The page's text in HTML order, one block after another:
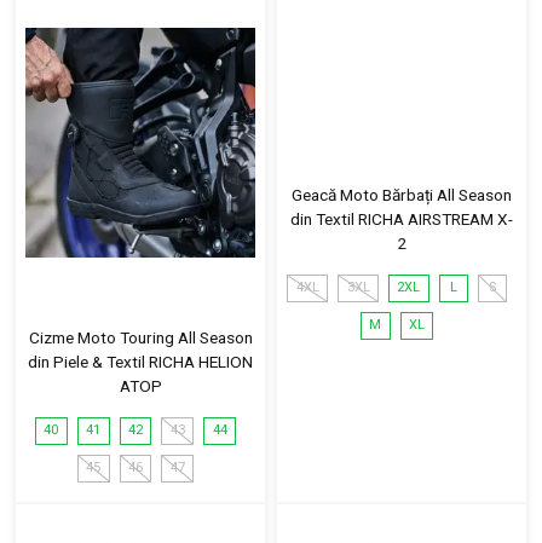
Cizme Moto Touring All Season
din Piele & Textil RICHA HELION
ATOP
40 41 42 43 44
45 46 47
Geacă Moto Bărbați All Season
din Textil RICHA AIRSTREAM X-
2
4XL 3XL 2XL L S
M XL